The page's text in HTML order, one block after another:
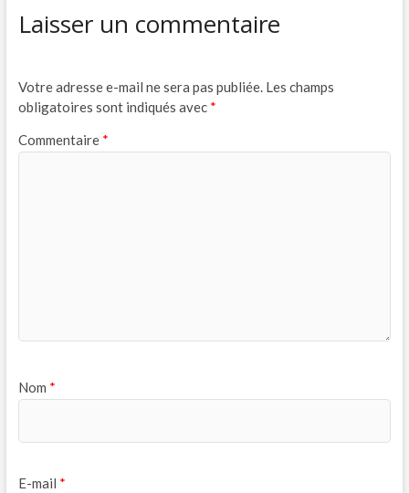
Laisser un commentaire
Votre adresse e-mail ne sera pas publiée. Les champs
obligatoires sont indiqués avec *
Commentaire *
Nom *
E-mail *